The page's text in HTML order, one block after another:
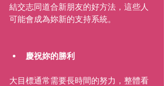
結交志同道合新朋友的好方法，這些人
可能會成為妳新的支持系統。
慶祝妳的勝利
大目標通常需要長時間的努力，整體看